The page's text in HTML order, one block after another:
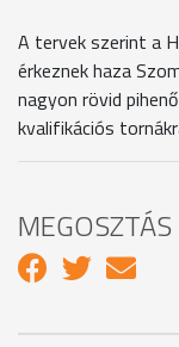
A tervek szerint a
érkeznek haza
nagyon rövid
kvalifikációs
MEGOSZTÁS